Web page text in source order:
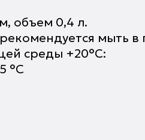
объем 0,4 л.
мыть
среды +20°С:
°С